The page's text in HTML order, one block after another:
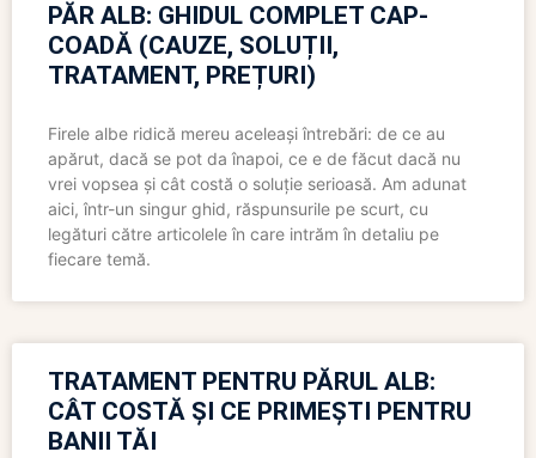
PĂR ALB: GHIDUL COMPLET CAP-
COADĂ (CAUZE, SOLUȚII,
TRATAMENT, PREȚURI)
Firele albe ridică mereu aceleași întrebări: de ce au
apărut, dacă se pot da înapoi, ce e de făcut dacă nu
vrei vopsea și cât costă o soluție serioasă. Am adunat
aici, într-un singur ghid, răspunsurile pe scurt, cu
legături către articolele în care intrăm în detaliu pe
fiecare temă.
TRATAMENT PENTRU PĂRUL ALB:
CÂT COSTĂ ȘI CE PRIMEȘTI PENTRU
BANII TĂI